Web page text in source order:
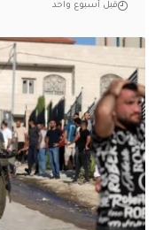
قبل أسبوع واحد